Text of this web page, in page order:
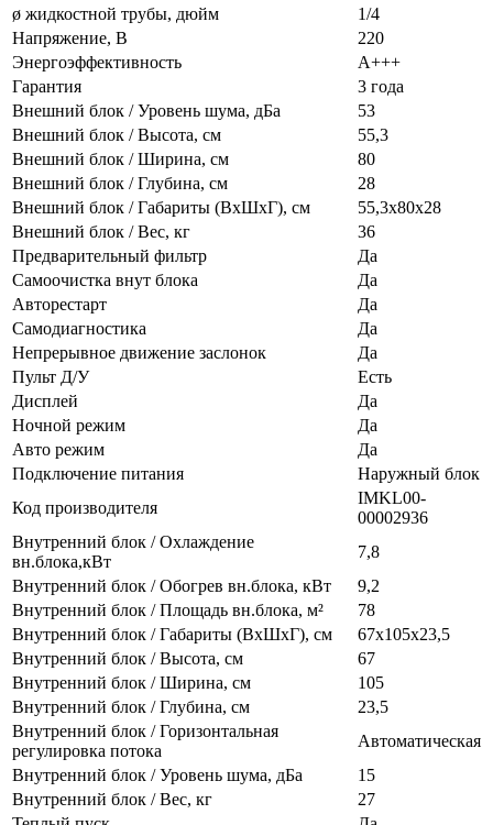
ø жидкостной трубы, дюйм
1/4
Напряжение, В
220
Энергоэффективность
A+++
Гарантия
3 года
Внешний блок / Уровень шума, дБа
53
Внешний блок / Высота, см
55,3
Внешний блок / Ширина, см
80
Внешний блок / Глубина, см
28
Внешний блок / Габариты (ВхШхГ), см
55,3х80х28
Внешний блок / Вес, кг
36
Предварительный фильтр
Да
Самоочистка внут блока
Да
Авторестарт
Да
Самодиагностика
Да
Непрерывное движение заслонок
Да
Пульт Д/У
Есть
Дисплей
Да
Ночной режим
Да
Авто режим
Да
Подключение питания
Наружный блок
Код производителя
IMKL00-
00002936
Внутренний блок / Охлаждение
вн.блока,кВт
7,8
Внутренний блок / Обогрев вн.блока, кВт
9,2
Внутренний блок / Площадь вн.блока, м²
78
Внутренний блок / Габариты (ВхШхГ), см
67x105x23,5
Внутренний блок / Высота, см
67
Внутренний блок / Ширина, см
105
Внутренний блок / Глубина, см
23,5
Внутренний блок / Горизонтальная
регулировка потока
Автоматическая
Внутренний блок / Уровень шума, дБа
15
Внутренний блок / Вес, кг
27